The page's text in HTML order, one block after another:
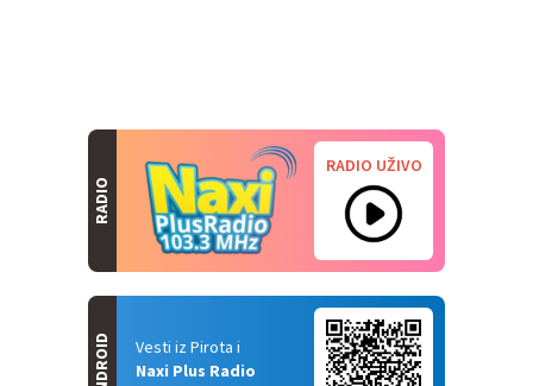
RADIO
RADIO UŽIVO
Vesti iz Pirota i
Naxi Plus Radio
ANDROID